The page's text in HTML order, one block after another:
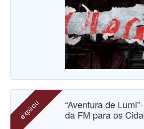
expirou
“Aventura de
da FM para os